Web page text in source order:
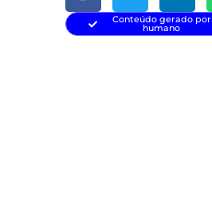
Conteúdo gerado por
humano